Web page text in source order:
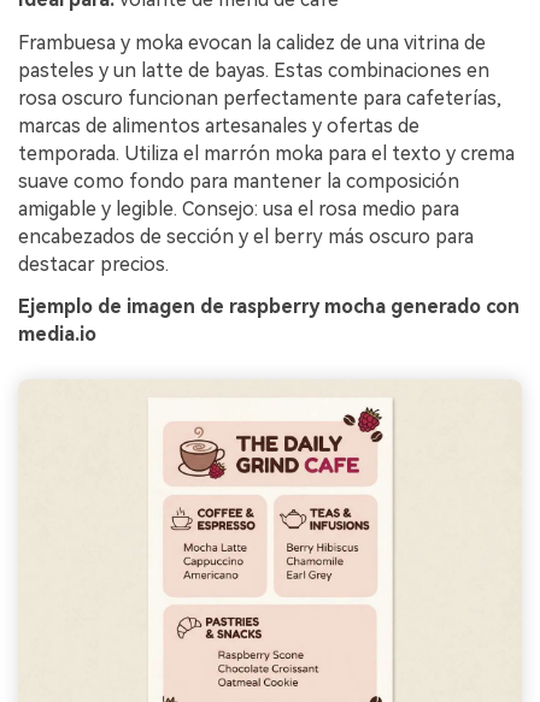
Frambuesa y moka evocan la calidez de una vitrina de
pasteles y un latte de bayas. Estas combinaciones en
rosa oscuro funcionan perfectamente para cafeterías,
marcas de alimentos artesanales y ofertas de
temporada. Utiliza el marrón moka para el texto y crema
suave como fondo para mantener la composición
amigable y legible. Consejo: usa el rosa medio para
encabezados de sección y el berry más oscuro para
destacar precios.
Ejemplo de imagen de raspberry mocha generado con
media.io